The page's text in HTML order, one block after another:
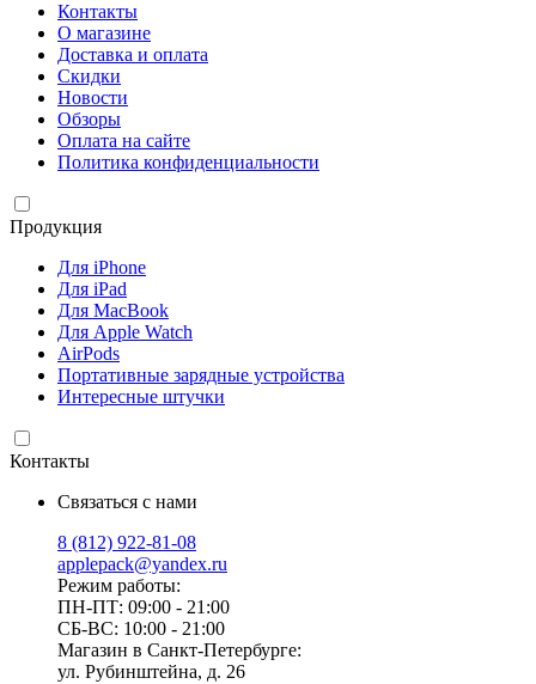
Контакты
О магазине
Доставка и оплата
Скидки
Новости
Обзоры
Оплата на сайте
Политика конфиденциальности
Продукция
Для iPhone
Для iPad
Для MacBook
Для Apple Watch
AirPods
Портативные зарядные устройства
Интересные штучки
Контакты
Связаться с нами
8 (812) 922-81-08
applepack@yandex.ru
Режим работы:
ПН-ПТ: 09:00 - 21:00
СБ-ВС: 10:00 - 21:00
Магазин в Санкт-Петербурге:
ул. Рубинштейна, д. 26